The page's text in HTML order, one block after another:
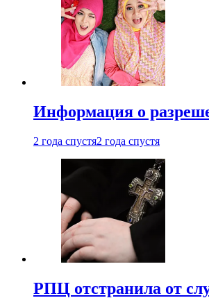
Информация о
2 года спустя2 года спустя
РПЦ отстранила от